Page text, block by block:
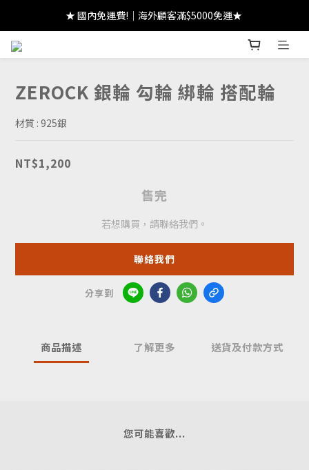
★ 註冊領 $300｜生日領 $300｜滿 $2000 折 $100 ★
★ 國內免運費!｜海外顧客滿$5000免運★
★ 註冊領 $300｜生日領 $300｜滿 $2000 折 $100 ★
ZEROCK 銀輪 勾輪 綁輪 搭配輪
材質 : 925銀
NT$1,200
售完
若想購買，請聯絡我們。
聯絡我們
分享到
商品描述 了解更多 送貨及付款方式
您可能喜歡...